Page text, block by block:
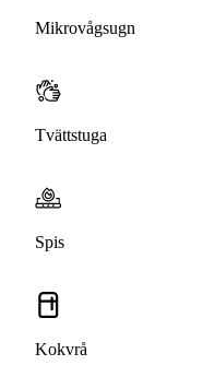
Mikrovågsugn
Tvättstuga
Spis
Kokvrå